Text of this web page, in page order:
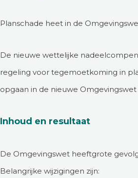
Planschade heet in de
De nieuwe wettelijke
regeling voor tegemoetkoming in
opgaan in de nieuwe
Inhoud en resultaat
De Omgevingswet heeftgrote
Belangrijke wijzigingen zijn: